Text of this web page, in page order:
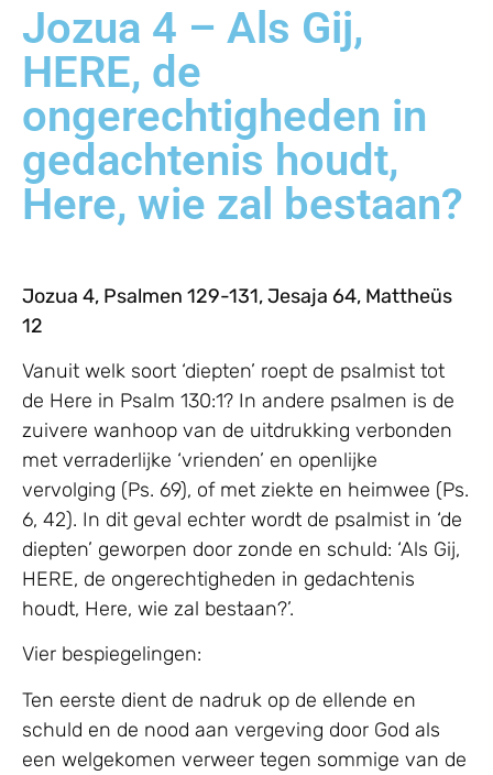
Jozua 4 – Als Gij,
HERE, de
ongerechtigheden in
gedachtenis houdt,
Here, wie zal bestaan?
Jozua 4, Psalmen 129-131, Jesaja 64, Mattheüs
12
Vanuit welk soort ‘diepten’ roept de psalmist tot
de Here in Psalm 130:1? In andere psalmen is de
zuivere wanhoop van de uitdrukking verbonden
met verraderlijke ‘vrienden’ en openlijke
vervolging (Ps. 69), of met ziekte en heimwee (Ps.
6, 42). In dit geval echter wordt de psalmist in ‘de
diepten’ geworpen door zonde en schuld: ‘Als Gij,
HERE, de ongerechtigheden in gedachtenis
houdt, Here, wie zal bestaan?’.
Vier bespiegelingen:
Ten eerste dient de nadruk op de ellende en
schuld en de nood aan vergeving door God als
een welgekomen verweer tegen sommige van de